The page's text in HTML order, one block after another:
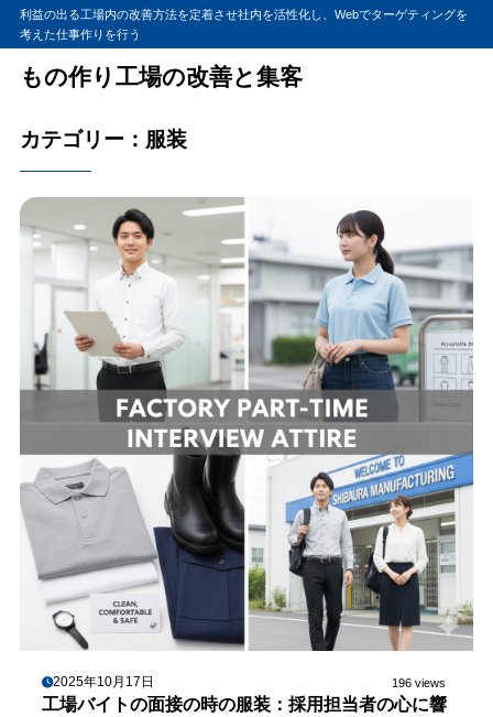
利益の出る工場内の改善方法を定着させ社内を活性化し、Webでターゲティングを
考えた仕事作りを行う
もの作り工場の改善と集客
カテゴリー：服装
2025年10月17日 196 views
工場バイトの面接の時の服装：採用担当者の心に響